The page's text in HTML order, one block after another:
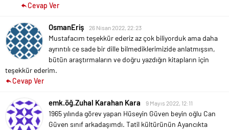
Cevap Ver
OsmanEriş 26 Nisan 2022, 22:23
Mustafacım teşekkür ederiz az çok biliyorduk ama daha
ayrıntılı ce sade bir dille bilmediklerimizide anlatmışsın,
bütün araştırmaların ve doğru yazdığın kitapların için
teşekkür ederim.
Cevap Ver
emk.öğ.Zuhal Karahan Kara 9 Mayıs 2022, 12:11
1965 yılında görev yapan Hüseyin Güven beyin oğlu Can
Güven sınıf arkadaşımdı. Tatil kültürünün Ayancıkta